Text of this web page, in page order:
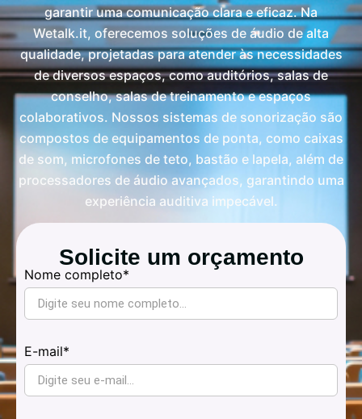
garantir uma comunicação clara e eficaz. Na
Wetalk.it, oferecemos soluções de áudio de alta
qualidade, projetadas para atender às necessidades
de diversos espaços, como auditórios, salas de
conselho, salas de treinamento e espaços
colaborativos. Nossos sistemas de sonorização são
compostos de equipamentos de ponta, como caixas
de som, microfones de teto, bastão e lapela, além de
processadores de áudio avançados, garantindo uma
experiência auditiva impecável.
Solicite um orçamento
Nome completo*
E-mail*